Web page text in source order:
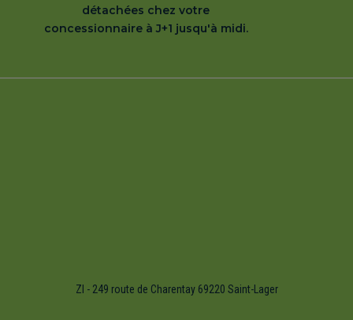
détachées chez votre
concessionnaire à J+1 jusqu'à midi.
ZI - 249 route de Charentay 69220 Saint-Lager